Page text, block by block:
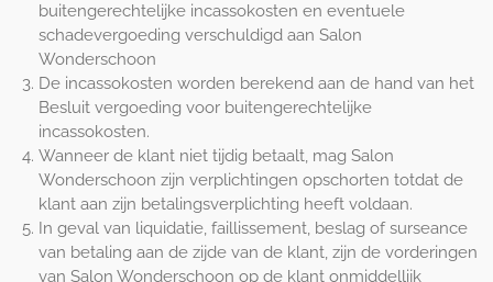
buitengerechtelijke incassokosten en eventuele
schadevergoeding verschuldigd aan Salon
Wonderschoon
De incassokosten worden berekend aan de hand van het
Besluit vergoeding voor buitengerechtelijke
incassokosten.
Wanneer de klant niet tijdig betaalt, mag Salon
Wonderschoon zijn verplichtingen opschorten totdat de
klant aan zijn betalingsverplichting heeft voldaan.
In geval van liquidatie, faillissement, beslag of surseance
van betaling aan de zijde van de klant, zijn de vorderingen
van Salon Wonderschoon op de klant onmiddellijk